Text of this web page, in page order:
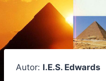
Autor: I.E.S. Edwards